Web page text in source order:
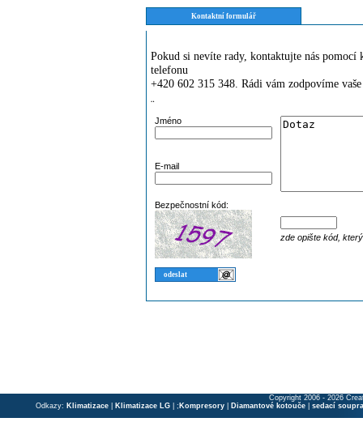
Kontaktní formulář
Pokud si nevíte rady, kontaktujte nás
telefonu
+420 602 315 348. Rádi vám zodpovíme
¨
Jméno
E-mail
Bezpečnostní kód:
zde opište kód,
Copyright 2006 - 2026
Odkazy: Klimatizace Klimatizace LG | ; Kompresory Diamantové kotouče sedací